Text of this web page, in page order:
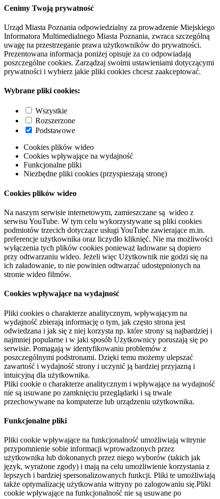
Cenimy Twoją prywatność
Urząd Miasta Poznania odpowiedzialny za prowadzenie Miejskiego
Informatora Multimedialnego Miasta Poznania, zwraca szczególną
uwagę na przestrzeganie prawa użytkowników do prywatności.
Prezentowana informacja poniżej opisuje za co odpowiadają
poszczególne cookies. Zarządzaj swoimi ustawieniami dotyczącymi
prywatności i wybierz jakie pliki cookies chcesz zaakceptować.
Wybrane pliki cookies:
Wszystkie
Rozszerzone
Podstawowe
Cookies plików wideo
Cookies wpływające na wydajność
Funkcjonalne pliki
Niezbędne pliki cookies (przyspieszają stronę)
Cookies plików wideo
Na naszym serwisie internetowym, zamieszczane są wideo z
serwisu YouTube. W tym celu wykorzystywane są pliki cookies
podmiotów trzecich dotyczące usługi YouTube zawierające m.in.
preferencje użytkownika oraz liczydło kliknięć. Nie ma możliwości
wyłączenia tych plików cookies ponieważ ładowane są dopiero
przy odtwarzaniu wideo. Jeżeli więc Użytkownik nie godzi się na
ich załadowanie, to nie powinien odtwarzać udostępnionych na
stronie wideo filmów.
Cookies wpływające na wydajność
Pliki cookies o charakterze analitycznym, wpływającym na
wydajność zbierają informację o tym, jak często strona jest
odwiedzana i jak się z niej korzysta np. które strony są najbardziej i
najmniej popularne i w jaki sposób Użytkownicy poruszają się po
serwisie. Pomagają w identyfikowaniu problemów z
poszczególnymi podstronami. Dzięki temu możemy ulepszać
zawartość i wydajność strony i uczynić ją bardziej przyjazną i
intuicyjną dla użytkownika.
Pliki cookie o charakterze analitycznym i wpływające na wydajność
nie są usuwane po zamknięciu przeglądarki i są trwale
przechowywane na komputerze lub urządzeniu użytkownika.
Funkcjonalne pliki
Pliki cookie wpływające na funkcjonalność umożliwiają witrynie
przypomnienie sobie informacji wprowadzonych przez
użytkownika lub dokonanych przez niego wyborów (takich jak
język, wyrażone zgody) i mają na celu umożliwienie korzystania z
lepszych i bardziej spersonalizowanych funkcji. Pliki te umożliwiają
także optymalizację użytkowania witryny po zalogowaniu się.Pliki
cookie wpływające na funkcjonalność nie są usuwane po